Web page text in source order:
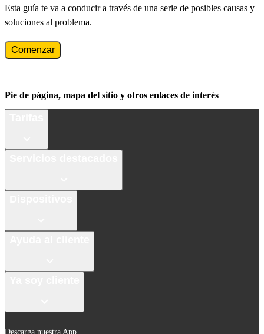
Esta guía te va a conducir a través de una serie de posibles causas y
soluciones al problema.
Comenzar
Pie de página, mapa del sitio y otros enlaces de interés
Descarga nuestra App